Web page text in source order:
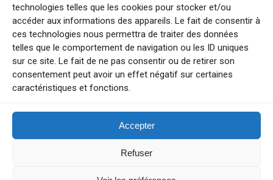
technologies telles que les cookies pour stocker et/ou
accéder aux informations des appareils. Le fait de consentir à
ces technologies nous permettra de traiter des données
telles que le comportement de navigation ou les ID uniques
sur ce site. Le fait de ne pas consentir ou de retirer son
consentement peut avoir un effet négatif sur certaines
caractéristiques et fonctions.
Accepter
Refuser
Qui sommes-nous ?
BFM Top Sorties
EVENT
Tourisme week-end : envie de vous évader le temps d’un week-end ou
Explorez nos bonnes adresses
Contact